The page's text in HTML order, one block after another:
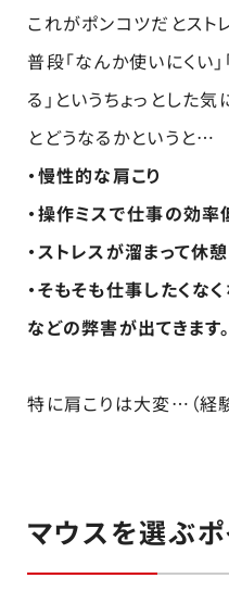
これがポンコツだとスト
普段「なんか使いにくい
る」というちょっとした
とどうなるかというと…
・慢性的な肩こり
・操作ミスで仕事の効率
・ストレスが溜まって休
・そもそも仕事したくな
などの弊害が出てきます。
特に肩こりは大変…（経
マウスを選ぶ